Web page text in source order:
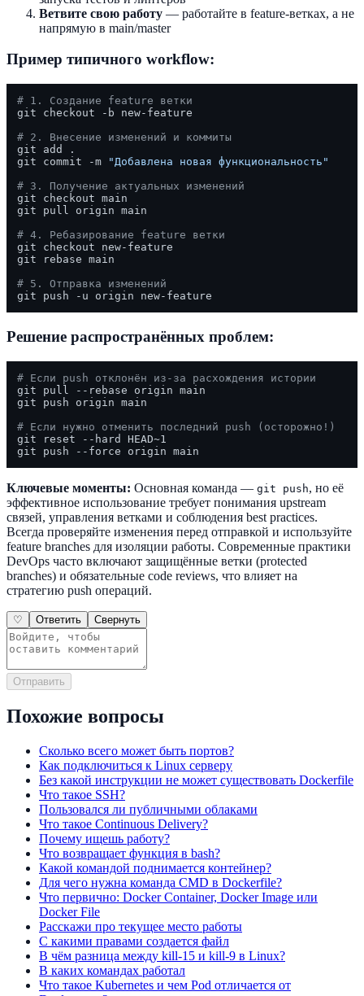
Ветвите свою работу — работайте в feature-ветках, а не
напрямую в main/master
Пример типичного workflow:
# 1. Создание feature ветки
git checkout -b new-feature
# 2. Внесение изменений и коммиты
git add .
git commit -m
"Добавлена новая функциональность"
# 3. Получение актуальных изменений
git checkout main
git pull origin main
# 4. Ребазирование feature ветки
git checkout new-feature
git rebase main
# 5. Отправка изменений
Решение распространённых проблем:
# Если push отклонён из-за расхождения истории
git pull --rebase origin main
git push origin main
# Если нужно отменить последний push (осторожно!)
git reset --hard HEAD~1
Ключевые моменты: Основная команда — git push, но её
эффективное использование требует понимания upstream
связей, управления ветками и соблюдения best practices.
Всегда проверяйте изменения перед отправкой и используйте
feature branches для изоляции работы. Современные практики
DevOps часто включают защищённые ветки (protected
branches) и обязательные code reviews, что влияет на
стратегию push операций.
♡ Ответить Свернуть
Отправить
Похожие вопросы
Сколько всего может быть портов?
Как подключиться к Linux серверу
Без какой инструкции не может существовать Dockerfile
Что такое SSH?
Пользовался ли публичными облаками
Что такое Continuous Delivery?
Почему ищешь работу?
Что возвращает функция в bash?
Какой командой поднимается контейнер?
Для чего нужна команда CMD в Dockerfile?
Что первично: Docker Container, Docker Image или
Docker File
Расскажи про текущее место работы
С какими правами создается файл
В чём разница между kill-15 и kill-9 в Linux?
В каких командах работал
Что такое Kubernetes и чем Pod отличается от